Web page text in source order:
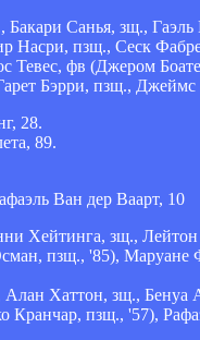
Бакари Санья, зщ.,
Насри, пзщ., Сеск
Тевес, фв (Джером
Бэрри, пзщ.,
28.
89.
Ван дер Ваарт, 10
Хейтинга, зщ.,
пзщ., '85),
Хаттон, зщ.,
Кранчар, пзщ., '57),